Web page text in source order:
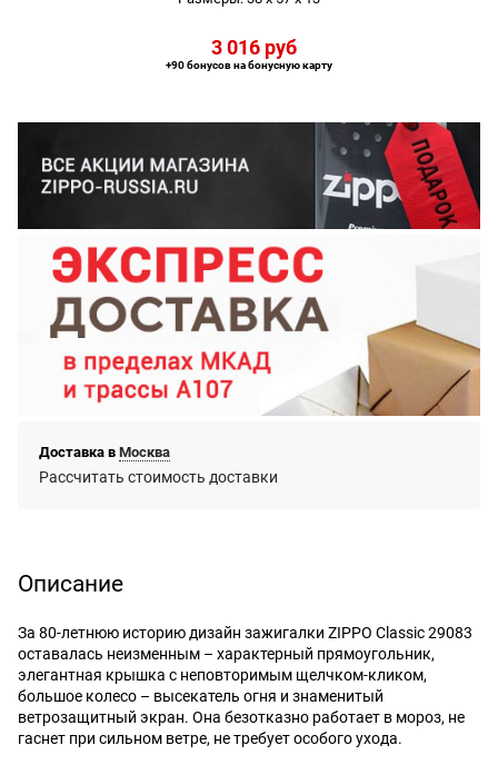
3 016 руб
+90 бонусов на бонусную карту
Доставка в Москва
Рассчитать стоимость доставки
Описание
За 80-летнюю историю дизайн зажигалки ZIPPO Classic 29083
оставалась неизменным – характерный прямоугольник,
элегантная крышка с неповторимым щелчком-кликом,
большое колесо – высекатель огня и знаменитый
ветрозащитный экран. Она безотказно работает в мороз, не
гаснет при сильном ветре, не требует особого ухода.